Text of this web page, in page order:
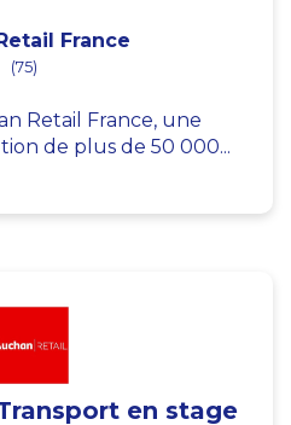
France
(75)
Retail France, une
de plus de 50 000...
en stage